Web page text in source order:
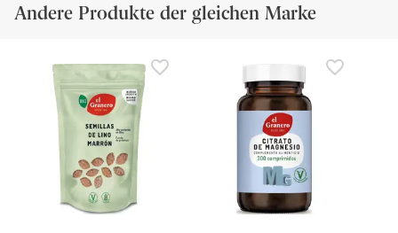
Andere Produkte der gleichen Marke